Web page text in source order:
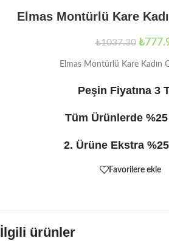
Elmas Montürlü Kare
₺1037.30 ₺
Elmas Montürlü Kare Kadın
Peşin Fiyatına 3
Tüm Ürünlerde
2. Ürüne Ekstra
Favorilere ekle
İlgili ürünler